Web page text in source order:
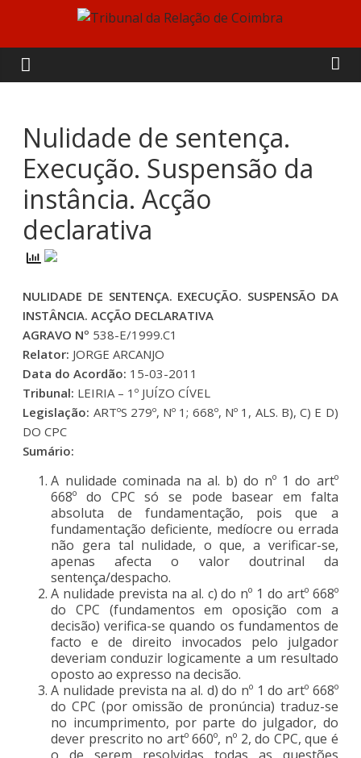
content
Tribunal
da
Relação
de
Coimbra
Nulidade de sentença.
Execução. Suspensão da
instância. Acção
declarativa
NULIDADE DE SENTENÇA. EXECUÇÃO. SUSPENSÃO DA
INSTÂNCIA. ACÇÃO DECLARATIVA
AGRAVO Nº 538-E/1999.C1
Relator: JORGE ARCANJO
Data do Acordão: 15-03-2011
Tribunal: LEIRIA – 1º JUÍZO CÍVEL
Legislação: ARTºS 279º, Nº 1; 668º, Nº 1, ALS. B), C) E D)
DO CPC
Sumário:
A nulidade cominada na al. b) do nº 1 do artº
668º do CPC só se pode basear em falta
absoluta de fundamentação, pois que a
fundamentação deficiente, medíocre ou errada
não gera tal nulidade, o que, a verificar-se,
apenas afecta o valor doutrinal da
sentença/despacho.
A nulidade prevista na al. c) do nº 1 do artº 668º
do CPC (fundamentos em oposição com a
decisão) verifica-se quando os fundamentos de
facto e de direito invocados pelo julgador
deveriam conduzir logicamente a um resultado
oposto ao expresso na decisão.
A nulidade prevista na al. d) do nº 1 do artº 668º
do CPC (por omissão de pronúncia) traduz-se
no incumprimento, por parte do julgador, do
dever prescrito no artº 660º, nº 2, do CPC, que é